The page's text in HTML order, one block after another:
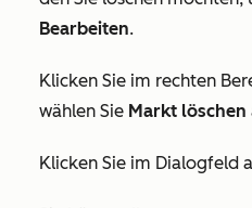
Bearbeiten.
Klicken Sie im rechten
wählen Sie Markt löschen
Klicken Sie im Dialogfeld